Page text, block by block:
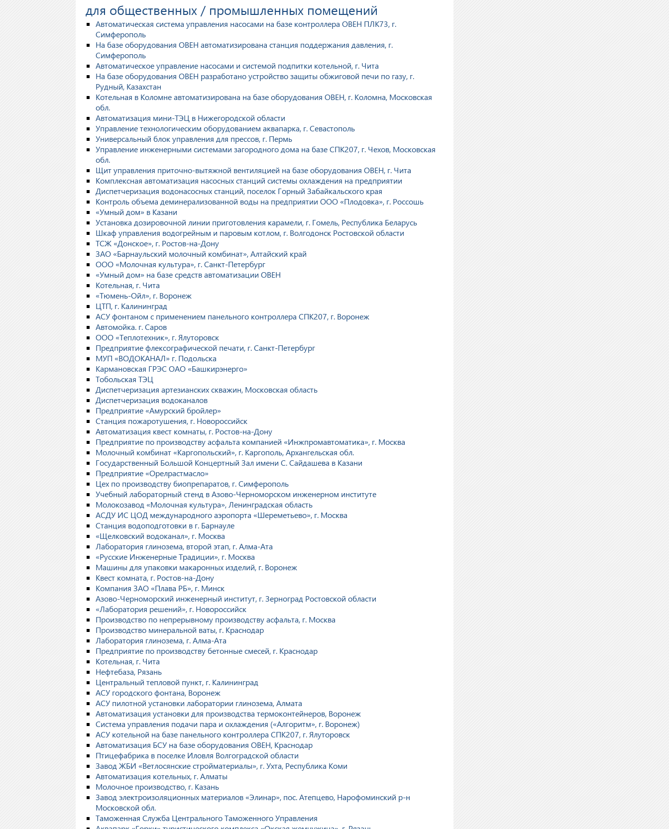
для общественных / промышленных помещений
Автоматическая система управления насосами на базе контроллера ОВЕН ПЛК73, г.
Симферополь
На базе оборудования ОВЕН автоматизирована станция поддержания давления, г.
Симферополь
Автоматическое управление насосами и системой подпитки котельной, г. Чита
На базе оборудования ОВЕН разработано устройство защиты обжиговой печи по газу, г.
Рудный, Казахстан
Котельная в Коломне автоматизирована на базе оборудования ОВЕН, г. Коломна, Московская
обл.
Автоматизация мини-ТЭЦ в Нижегородской области
Управление технологическим оборудованием аквапарка, г. Севастополь
Универсальный блок управления для прессов, г. Пермь
Управление инженерными системами загородного дома на базе СПК207, г. Чехов, Московская
обл.
Щит управления приточно-вытяжной вентиляцией на базе оборудования ОВЕН, г. Чита
Комплексная автоматизация насосных станций системы охлаждения на предприятии
Диспетчеризация водонасосных станций, поселок Горный Забайкальского края
Контроль объема деминерализованной воды на предприятии ООО «Плодовка», г. Россошь
«Умный дом» в Казани
Установка дозировочной линии приготовления карамели, г. Гомель, Республика Беларусь
Шкаф управления водогрейным и паровым котлом, г. Волгодонск Ростовской области
ТСЖ «Донское», г. Ростов-на-Дону
ЗАО «Барнаульский молочный комбинат», Алтайский край
ООО «Молочная культура», г. Санкт-Петербург
«Умный дом» на базе средств автоматизации ОВЕН
Котельная, г. Чита
«Тюмень-Ойл», г. Воронеж
ЦТП, г. Калининград
АСУ фонтаном с применением панельного контроллера СПК207, г. Воронеж
Автомойка. г. Саров
ООО «Теплотехник», г. Ялуторовск
Предприятие флексографической печати, г. Санкт-Петербург
МУП «ВОДОКАНАЛ» г. Подольска
Кармановская ГРЭС ОАО «Башкирэнерго»
Тобольская ТЭЦ
Диспетчеризация артезианских скважин, Московская область
Диспетчеризация водоканалов
Предприятие «Амурский бройлер»
Станция пожаротушения, г. Новороссийск
Автоматизация квест комнаты, г. Ростов-на-Дону
Предприятие по производству асфальта компанией «Инжпромавтоматика», г. Москва
Молочный комбинат «Каргопольский», г. Каргополь, Архангельская обл.
Государственный Большой Концертный Зал имени С. Сайдашева в Казани
Предприятие «Орелрастмасло»
Цех по производству биопрепаратов, г. Симферополь
Учебный лабораторный стенд в Азово-Черноморском инженерном институте
Молокозавод «Молочная культура», Ленинградская область
АСДУ ИС ЦОД международного аэропорта «Шереметьево», г. Москва
Станция водоподготовки в г. Барнауле
«Щелковский водоканал», г. Москва
Лаборатория глинозема, второй этап, г. Алма-Ата
«Русские Инженерные Традиции», г. Москва
Машины для упаковки макаронных изделий, г. Воронеж
Квест комната, г. Ростов-на-Дону
Компания ЗАО «Плава РБ», г. Минск
Азово-Черноморский инженерный институт, г. Зерноград Ростовской области
«Лаборатория решений», г. Новороссийск
Производство по непрерывному производству асфальта, г. Москва
Производство минеральной ваты, г. Краснодар
Лаборатория глинозема, г. Алма-Ата
Предприятие по производству бетонные смесей, г. Краснодар
Котельная, г. Чита
Нефтебаза, Рязань
Центральный тепловой пункт, г. Калининград
АСУ городского фонтана, Воронеж
АСУ пилотной установки лаборатории глинозема, Алмата
Автоматизация установки для производства термоконтейнеров, Воронеж
Система управления подачи пара и охлаждения («Алгоритм», г. Воронеж)
АСУ котельной на базе панельного контроллера СПК207, г. Ялуторовск
Автоматизация БСУ на базе оборудования ОВЕН, Краснодар
Птицефабрика в поселке Иловля Волгоградской области
Завод ЖБИ «Ветлосянские стройматериалы», г. Ухта, Республика Коми
Автоматизация котельных, г. Алматы
Молочное производство, г. Казань
Завод электроизоляционных материалов «Элинар», пос. Атепцево, Нарофоминский р-н
Московской обл.
Таможенная Служба Центрального Таможенного Управления